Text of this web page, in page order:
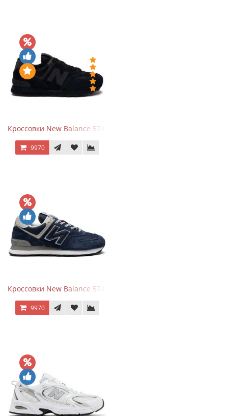
Кроссовки New Balance 574 All Black
9970
Кроссовки New Balance 574 Navy Blue Grey
9970